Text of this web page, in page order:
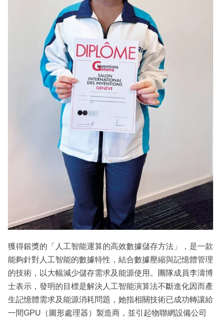
獲得銀獎的「人工智能運算的高效數據儲存方法」，是一款
能夠針對人工智能的數據特性，結合數據壓縮與記憶體管理
的技術，以大幅減少儲存需求及能源使用。團隊成員李濤博
士表示，發明的目標是解決人工智能演算法不斷進化因而產
生記憶體需求及能源消耗問題，她指相關技術已成功轉讓給
一間GPU（圖形處理器）製造商，並引起物聯網設備公司